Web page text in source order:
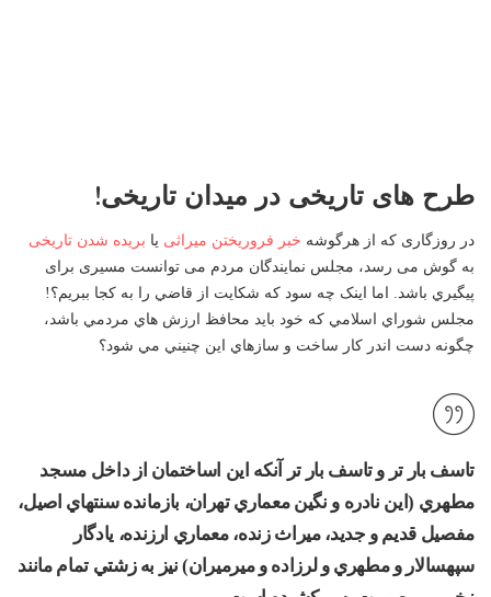
طرح های تاریخی در میدان تاریخی!
در روزگاری که از هرگوشه خبر فروریختن میراثی یا بریده شدن تاریخی
به گوش می رسد، مجلس نمایندگان مردم می توانست مسیری برای
پيگيري باشد. اما اینک چه سود كه شكايت از قاضي را به كجا ببريم؟!
مجلس شوراي اسلامي كه خود بايد محافظ ارزش هاي مردمي باشد،
چگونه دست اندر کار ساخت و سازهاي اين چنيني مي شود؟
تاسف بار تر و تاسف بار تر آنكه این اساختمان از داخل مسجد
مطهري (اين نادره و نگين معماري تهران، بازمانده سنتهاي اصيل،
مفصيل قديم و جديد، ميراث زنده، معماري ارزنده، يادگار
سپهسالار و مطهري و لرزاده و ميرميران) نيز به زشتي تمام مانند